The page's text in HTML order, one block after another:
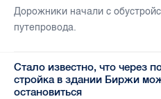
Дорожники начали с
путепровода.
Стало известно, что через
стройка в здании Биржи
остановиться